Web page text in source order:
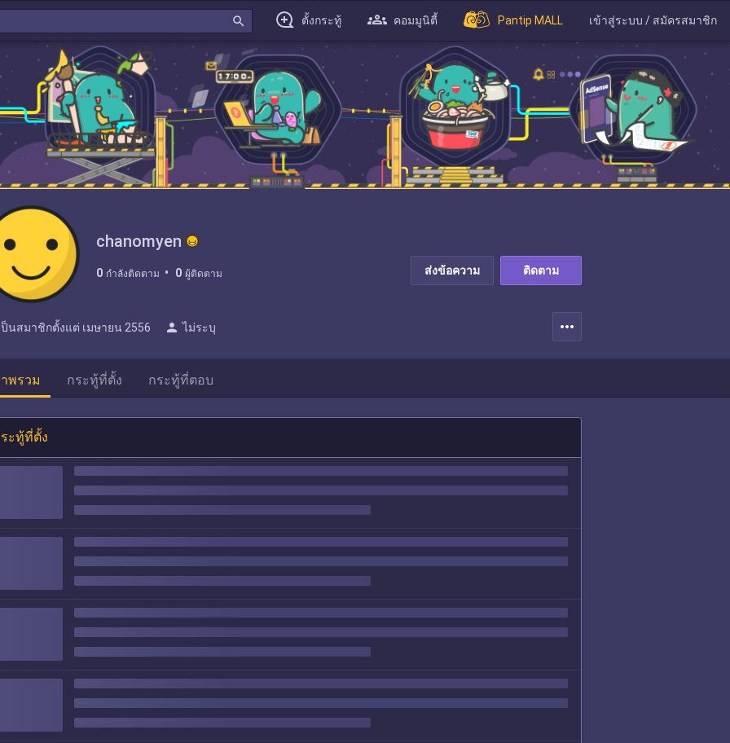
search ตั้งกระทู้ คอมมูนิตี้ Pantip MALL เข้าสู่ระบบ / สมัครสมาชิก
chanomyen
0 กำลังติดตาม 0 ผู้ติดตาม ส่งข้อความ ติดตาม
ป็นสมาชิกตั้งแต่ เมษายน 2556 person ไม่ระบุ more_horiz
พรวม กระทู้ที่ตั้ง กระทู้ที่ตอบ
ะทู้ที่ตั้ง